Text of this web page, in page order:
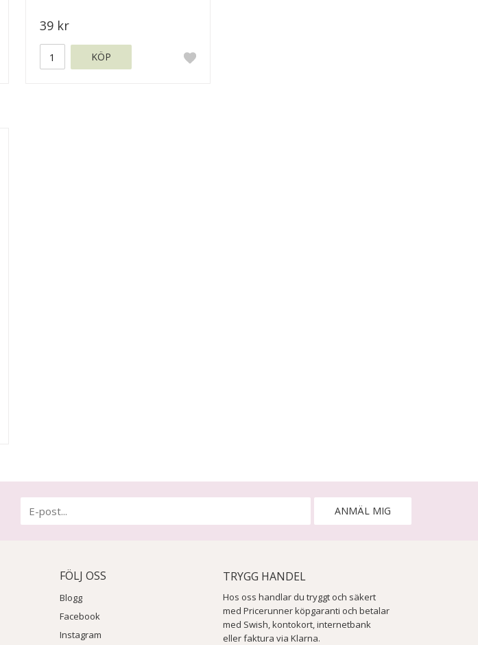
39 kr
KÖP
ANMÄL MIG
FÖLJ OSS
Blogg
Facebook
Instagram
TRYGG HANDEL
Hos oss handlar du tryggt och säkert
med Pricerunner köpgaranti och betalar
med Swish, kontokort, internetbank
eller faktura via Klarna.